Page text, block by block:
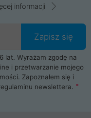
ProLine jest
albo laptopa w
bezpieczeństwo.
komputerowe
główne, pamięci,
pomogą Ci wybrać
obudowę do komputera.
na rynku
Apple, Samsung i
informacji
Zapisz się
lat. Wyrażam zgodę na
i przetwarzanie mojego
Zapoznałem się i
newslettera.